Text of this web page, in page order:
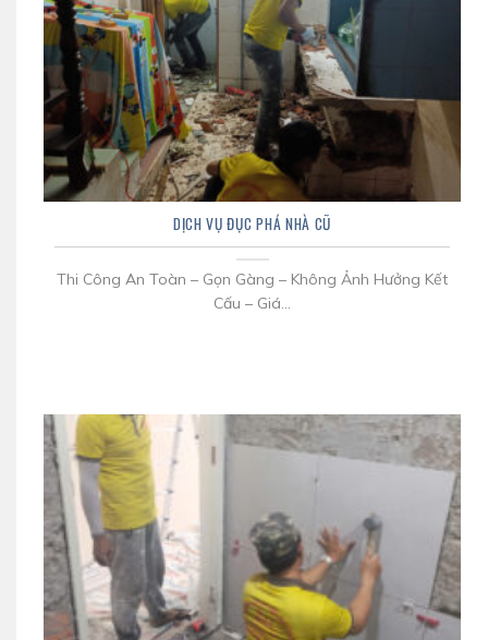
DỊCH VỤ ĐỤC PHÁ NHÀ CŨ
Thi Công An Toàn – Gọn Gàng – Không Ảnh Hưởng Kết
Cấu – Giá...